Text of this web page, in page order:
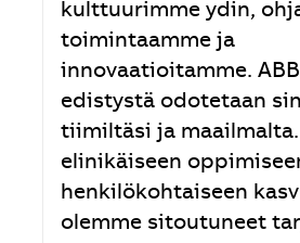
kulttuurimme ydin,
toimintaamme ja
innovaatioitamme.
edistystä odotetaan
tiimiltäsi ja
elinikäiseen
henkilökohtaiseen
olemme sitoutuneet